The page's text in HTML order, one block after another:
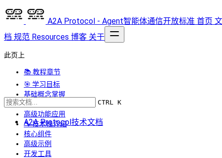
A2A Protocol - Agent智能体通信开放标准 首页 文
档 规范 Resources 博客 关于
CTRL K
A2A Protocol技术文档
此页上
📚 教程章节
🎯 学习目标
基础概念掌握
实践开发技能
高级功能应用
🔧 技术栈介绍
核心组件
高级示例
开发工具